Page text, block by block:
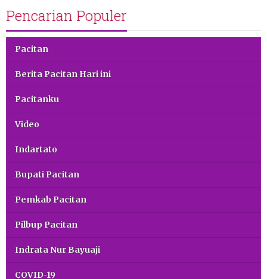
Pencarian Populer
Pacitan
Berita Pacitan Hari ini
Pacitanku
Video
Indartato
Bupati Pacitan
Pemkab Pacitan
Pilbup Pacitan
Indrata Nur Bayuaji
COVID-19